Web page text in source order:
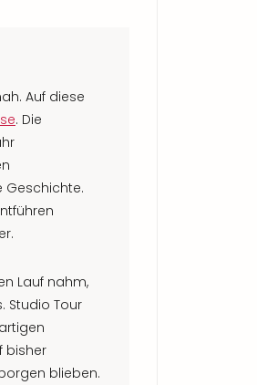
Auf diese
. Die
Geschichte.
Lauf nahm,
Studio Tour
bisher
blieben.